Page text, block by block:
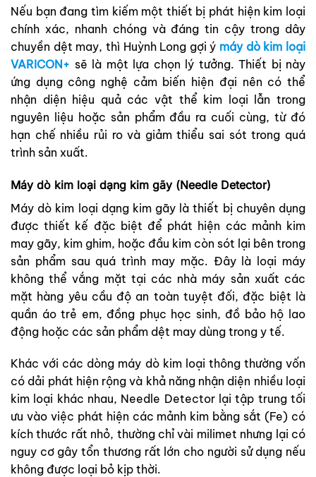
Nếu bạn đang tìm kiếm một thiết bị phát hiện kim loại
chính xác, nhanh chóng và đáng tin cậy trong dây
chuyền dệt may, thì Huỳnh Long gợi ý máy dò kim loại
VARICON+ sẽ là một lựa chọn lý tưởng. Thiết bị này
ứng dụng công nghệ cảm biến hiện đại nên có thể
nhận diện hiệu quả các vật thể kim loại lẫn trong
nguyên liệu hoặc sản phẩm đầu ra cuối cùng, từ đó
hạn chế nhiều rủi ro và giảm thiểu sai sót trong quá
trình sản xuất.
Máy dò kim loại dạng kim gãy (Needle Detector)
Máy dò kim loại dạng kim gãy là thiết bị chuyên dụng
được thiết kế đặc biệt để phát hiện các mảnh kim
may gãy, kim ghim, hoặc đầu kim còn sót lại bên trong
sản phẩm sau quá trình may mặc. Đây là loại máy
không thể vắng mặt tại các nhà máy sản xuất các
mặt hàng yêu cầu độ an toàn tuyệt đối, đặc biệt là
quần áo trẻ em, đồng phục học sinh, đồ bảo hộ lao
động hoặc các sản phẩm dệt may dùng trong y tế.
Khác với các dòng máy dò kim loại thông thường vốn
có dải phát hiện rộng và khả năng nhận diện nhiều loại
kim loại khác nhau, Needle Detector lại tập trung tối
ưu vào việc phát hiện các mảnh kim bằng sắt (Fe) có
kích thước rất nhỏ, thường chỉ vài milimet nhưng lại có
nguy cơ gây tổn thương rất lớn cho người sử dụng nếu
không được loại bỏ kịp thời.